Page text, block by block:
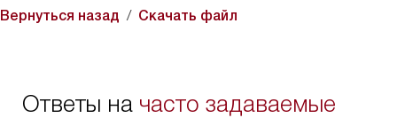
Вернуться назад Скачать файл
Ответы на часто задаваемые